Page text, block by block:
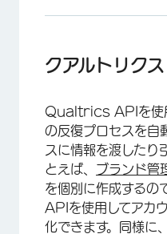
さまざまな製品のAPI
はじめに
APIトークンの生成
モデルコンテキストプ
クアルトリク
Qualtrics APIを使
の反復プロセスを自
スに情報を渡したり
とえば、 ブランド管
を個別に作成する
APIを使用してアカ
化できます。同様に